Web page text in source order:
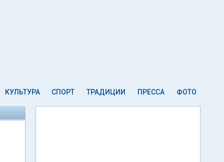
КУЛЬТУРА СПОРТ ТРАДИЦИИ ПРЕССА ФОТО